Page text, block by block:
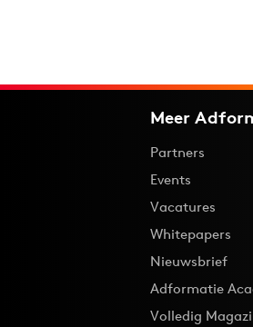
Meer
Partners
Events
Vacatures
Whitepapers
Nieuwsbrief
Adformatie
Volledig